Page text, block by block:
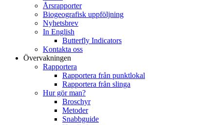
Årsrapporter
Biogeografisk uppföljning
Nyhetsbrev
In English
Butterfly Indicators
Kontakta oss
Övervakningen
Rapportera
Rapportera från punktlokal
Rapportera från slinga
Hur gör man?
Broschyr
Metoder
Snabbguide